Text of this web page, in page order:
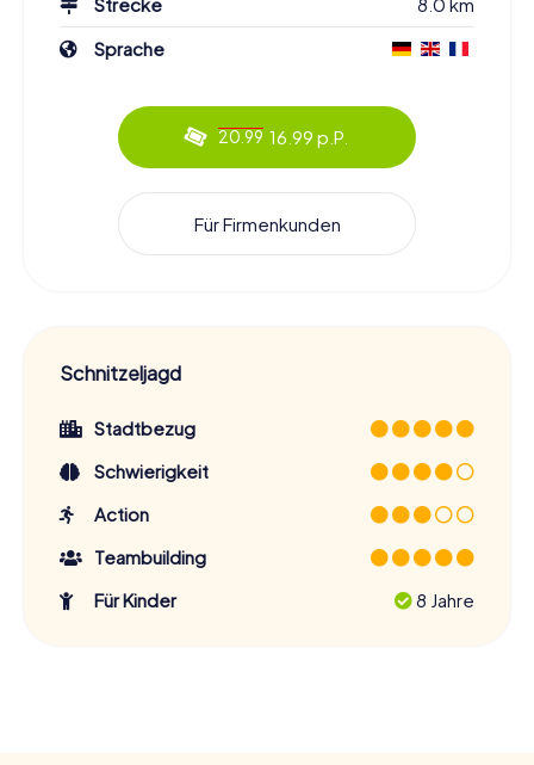
Unser Tipp
mehrere kleinere Gruppen aufteilen!
Also, worauf wartest du noch? Die
Schnitzeljagd Roubaix
wartet auf dich! Tauche ein in die Geschichte und Kultur
von Roubaix, löse spannende Rätsel und erlebe die Stadt
Roubaix!
Sprache
20.99 16.99 p.P.
Für Firmenkunden
Schnitzeljagd
Stadtbezug
Schwierigkeit
Action
Teambuilding
Für Kinder
8 Jahre